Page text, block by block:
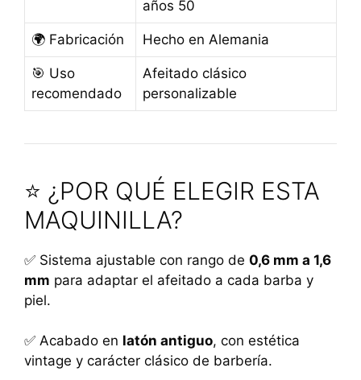
años 50
🌍 Fabricación Hecho en Alemania
🎯 Uso
recomendado
Afeitado clásico
personalizable
⭐ ¿POR QUÉ ELEGIR ESTA
MAQUINILLA?
✅ Sistema ajustable con rango de 0,6 mm a 1,6
mm para adaptar el afeitado a cada barba y
piel.
✅ Acabado en latón antiguo, con estética
vintage y carácter clásico de barbería.